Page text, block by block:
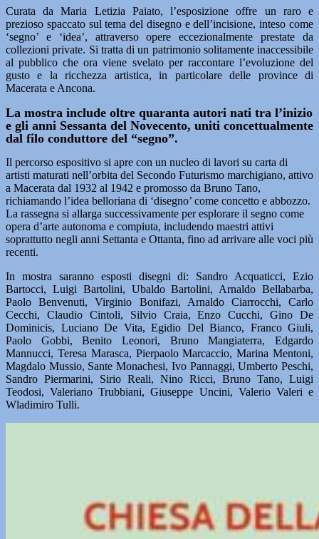
Curata da Maria Letizia Paiato, l’esposizione offre un raro e
prezioso spaccato sul tema del disegno e dell’incisione, inteso come
‘segno’ e ‘idea’, attraverso opere eccezionalmente prestate da
collezioni private. Si tratta di un patrimonio solitamente inaccessibile
al pubblico che ora viene svelato per raccontare l’evoluzione del
gusto e la ricchezza artistica, in particolare delle province di
Macerata e Ancona.
La mostra include oltre quaranta autori nati tra l’inizio
e gli anni Sessanta del Novecento, uniti concettualmente
dal filo conduttore del “segno”.
Il percorso espositivo si apre con un nucleo di lavori su carta di
artisti maturati nell’orbita del Secondo Futurismo marchigiano, attivo
a Macerata dal 1932 al 1942 e promosso da Bruno Tano,
richiamando l’idea belloriana di ‘disegno’ come concetto e abbozzo.
La rassegna si allarga successivamente per esplorare il segno come
opera d’arte autonoma e compiuta, includendo maestri attivi
soprattutto negli anni Settanta e Ottanta, fino ad arrivare alle voci più
recenti.
In mostra saranno esposti disegni di: Sandro Acquaticci, Ezio
Bartocci, Luigi Bartolini, Ubaldo Bartolini, Arnaldo Bellabarba,
Paolo Benvenuti, Virginio Bonifazi, Arnaldo Ciarrocchi, Carlo
Cecchi, Claudio Cintoli, Silvio Craia, Enzo Cucchi, Gino De
Dominicis, Luciano De Vita, Egidio Del Bianco, Franco Giuli,
Paolo Gobbi, Benito Leonori, Bruno Mangiaterra, Edgardo
Mannucci, Teresa Marasca, Pierpaolo Marcaccio, Marina Mentoni,
Magdalo Mussio, Sante Monachesi, Ivo Pannaggi, Umberto Peschi,
Sandro Piermarini, Sirio Reali, Nino Ricci, Bruno Tano, Luigi
Teodosi, Valeriano Trubbiani, Giuseppe Uncini, Valerio Valeri e
Wladimiro Tulli.